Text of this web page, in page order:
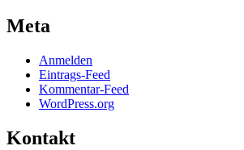
Meta
Anmelden
Eintrags-Feed
Kommentar-Feed
WordPress.org
Kontakt